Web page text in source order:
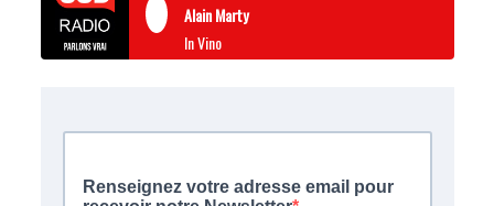
Alain Marty
In Vino